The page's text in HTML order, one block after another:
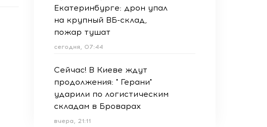
Екатеринбурге: дрон упал
на крупный ВБ-склад,
пожар тушат
сегодня, 07:44
Сейчас! В Киеве ждут
продолжения: " Герани"
ударили по логистическим
складам в Броварах
вчера, 21:11